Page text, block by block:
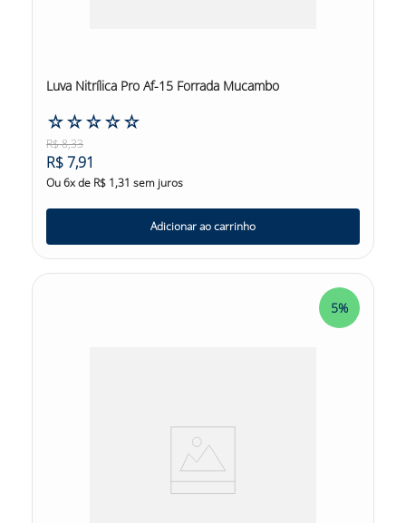
Luva Nitrílica Pro Af-15 Forrada Mucambo
☆☆☆☆☆
R$8,33
R$7,91
Ou6x de R$ 1,31 sem juros
Adicionar ao carrinho
5%